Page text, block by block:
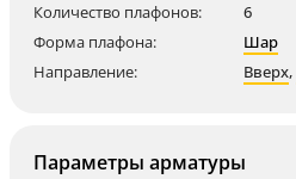
Количество плафонов:
6
Форма плафона:
Шар
Направление:
Вверх,
Параметры арматуры